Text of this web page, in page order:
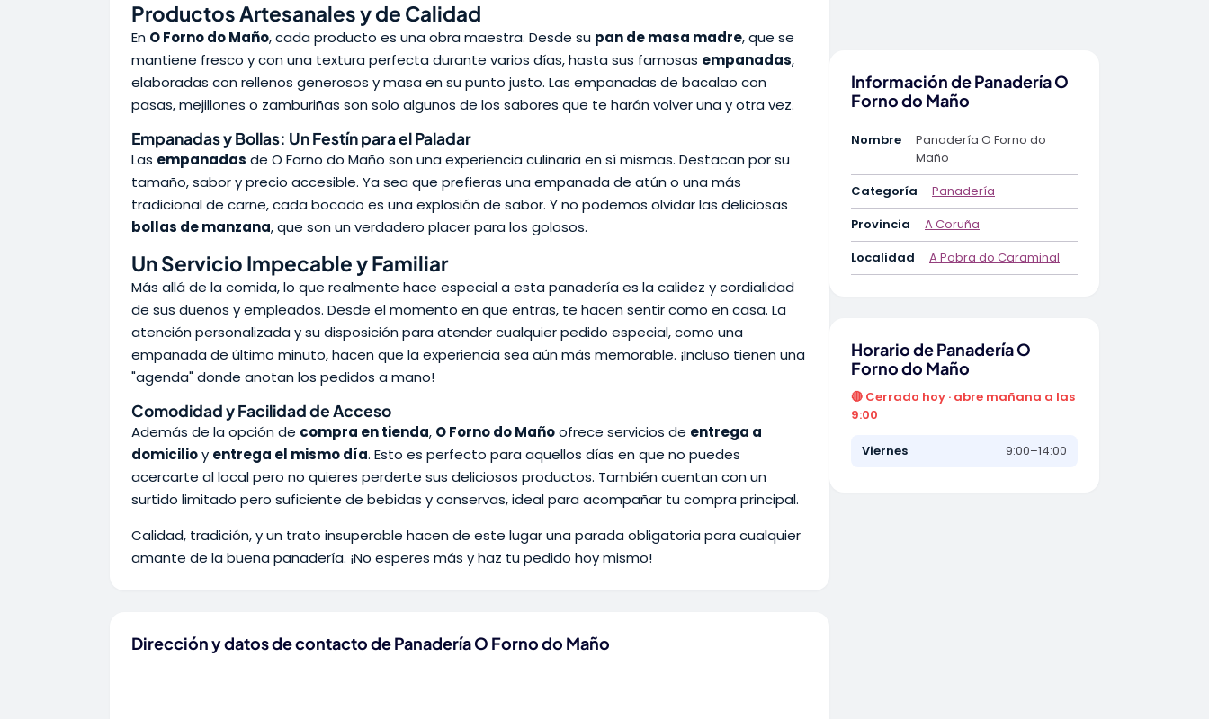
Productos Artesanales y de Calidad
En O Forno do Maño, cada producto es una obra maestra. Desde su pan de masa madre, que se
mantiene fresco y con una textura perfecta durante varios días, hasta sus famosas empanadas,
elaboradas con rellenos generosos y masa en su punto justo. Las empanadas de bacalao con
pasas, mejillones o zamburiñas son solo algunos de los sabores que te harán volver una y otra vez.
Empanadas y Bollas: Un Festín para el Paladar
Las empanadas de O Forno do Maño son una experiencia culinaria en sí mismas. Destacan por su
tamaño, sabor y precio accesible. Ya sea que prefieras una empanada de atún o una más
tradicional de carne, cada bocado es una explosión de sabor. Y no podemos olvidar las deliciosas
bollas de manzana, que son un verdadero placer para los golosos.
Un Servicio Impecable y Familiar
Más allá de la comida, lo que realmente hace especial a esta panadería es la calidez y cordialidad
de sus dueños y empleados. Desde el momento en que entras, te hacen sentir como en casa. La
atención personalizada y su disposición para atender cualquier pedido especial, como una
empanada de último minuto, hacen que la experiencia sea aún más memorable. ¡Incluso tienen una
"agenda" donde anotan los pedidos a mano!
Comodidad y Facilidad de Acceso
Además de la opción de compra en tienda, O Forno do Mañoofrece servicios de entrega a
domicilioy entrega el mismo día. Esto es perfecto para aquellos días en que no puedes
acercarte al local pero no quieres perderte sus deliciosos productos. También cuentan con un
surtido limitado pero suficiente de bebidas y conservas, ideal para acompañar tu compra principal.
Calidad, tradición, y un trato insuperable hacen de este lugar una parada obligatoria para cualquier
amante de la buena panadería. ¡No esperes más y haz tu pedido hoy mismo!
Dirección y datos de contacto de Panadería O Forno do Maño
Información de Panadería O
Forno do Maño
Nombre
Panadería O Forno do
Maño
Categoría
Panadería
Provincia
A Coruña
Localidad
A Pobra do Caraminal
Horario de Panadería O
Forno do Maño
🔴 Cerrado hoy · abre mañana a las
9:00
Viernes 9:00–14:00